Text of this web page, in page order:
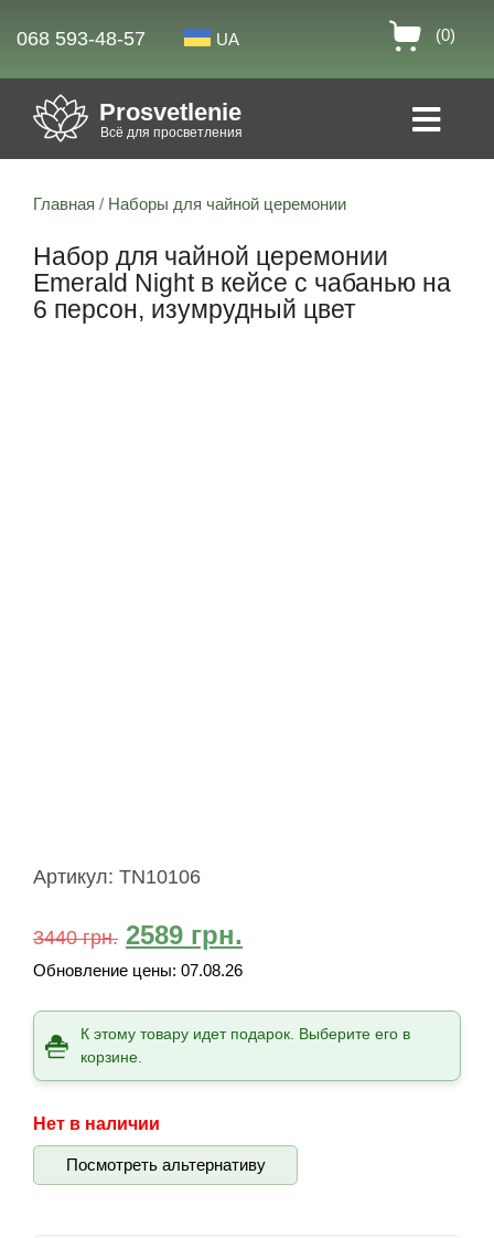
068 593-48-57 UA (0)
Prosvetlenie
Всё для просветления
Главная / Наборы для чайной церемонии
Набор для чайной церемонии
Emerald Night в кейсе с чабанью на
6 персон, изумрудный цвет
Артикул: TN10106
3440грн. 2589 грн.
Обновление цены: 07.08.26
К этому товару идет подарок. Выберите его в
корзине.
Нет в наличии
Посмотреть альтернативу